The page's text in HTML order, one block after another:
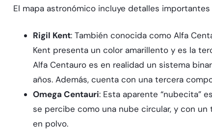
El mapa astronómico incluye detalles
Rigil Kent: También conocida como Alfa
Kent presenta un color amarillento y es la
Alfa Centauro es en realidad un sistema
años. Además, cuenta con una tercera
Omega Centauri: Esta aparente “nubecita”
se percibe como una nube circular, y con
en polvo.